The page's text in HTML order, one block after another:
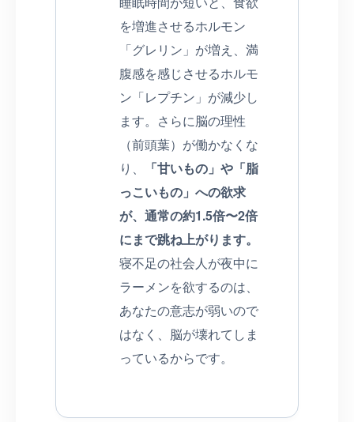
を増進させるホルモン
「グレリン」が増え、満
腹感を感じさせるホルモ
ン「レプチン」が減少し
ます。さらに脳の理性
（前頭葉）が働かなくな
り、
「甘いもの」や「脂
っこいもの」への欲求
が、通常の約1.5倍〜2倍
にまで跳ね上がります。
寝不足の社会人が夜中に
ラーメンを欲するのは、
あなたの意志が弱いので
はなく、脳が壊れてしま
っているからです。